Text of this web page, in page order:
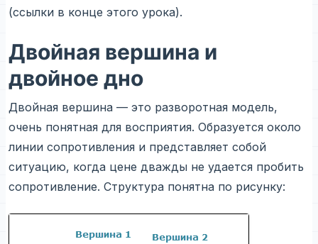
(ссылки в конце этого урока).
Двойная вершина и
двойное дно
Двойная вершина — это разворотная модель,
очень понятная для восприятия. Образуется около
линии сопротивления и представляет собой
ситуацию, когда цене дважды не удается пробить
сопротивление. Структура понятна по рисунку: